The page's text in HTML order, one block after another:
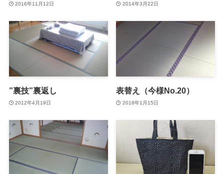
2016年11月12日 2014年3月22日
”裏技”裏返し
2012年4月19日
表替え（今様No.20）
2018年1月15日